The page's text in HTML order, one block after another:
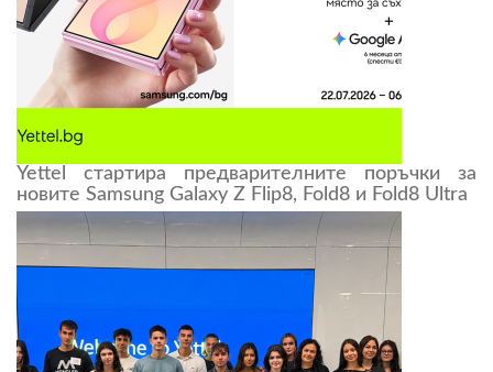
Yettel стартира предварителните поръчки за
новите Samsung Galaxy Z Flip8, Fold8 и Fold8 Ultra